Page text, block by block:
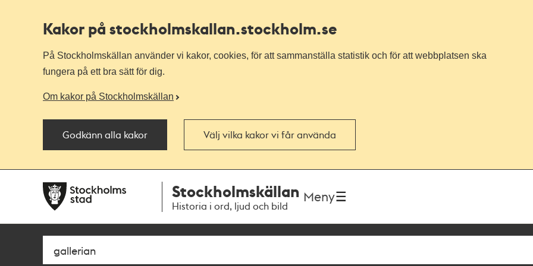
Kakor på stockholmskallan.stockholm.se
På Stockholmskällan använder vi kakor, cookies, för att sammanställa statistik och för att webbplatsen ska
fungera på ett bra sätt för dig.
Om kakor på Stockholmskällan
Godkänn alla kakor Välj vilka kakor vi får använda
navigationen
huvudinnehållet
Stockholmskällan
Historia i ord, ljud och bild
Meny
Sök